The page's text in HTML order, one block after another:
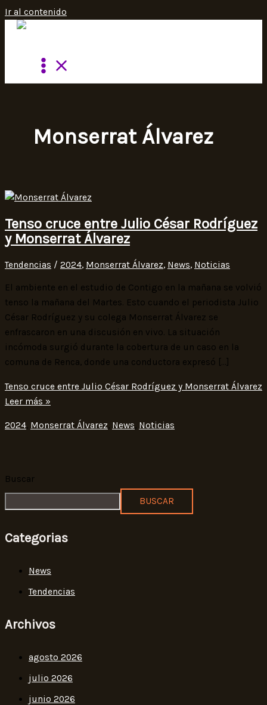
Ir al contenido
Monserrat Álvarez
Tenso cruce entre Julio César Rodríguez
y Monserrat Álvarez
Tendencias / 2024, Monserrat Álvarez, News, Noticias
El ambiente en el estudio de Contigo en la mañana se volvió
tenso la mañana del Martes. Esto cuando el periodista Julio
César Rodríguez y su colega Monserrat Álvarez se
enfrascaron en una discusión en vivo. La situación
incómoda surgió durante la cobertura de un caso en la
comuna de Renca, donde una conductora expresó […]
Tenso cruce entre Julio César Rodríguez y Monserrat Álvarez
Leer más »
2024, Monserrat Álvarez, News, Noticias
Buscar
BUSCAR
Categorias
News
Tendencias
Archivos
agosto 2026
julio 2026
junio 2026